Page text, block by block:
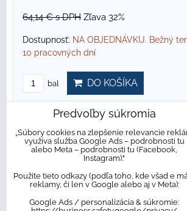
64,14 €s DPH Zľava 32%
Dostupnosť: NA OBJEDNÁVKU. Bežný
10 pracovných dní
bal DO KOŠÍKA
Hore Nie sú žiadne ďalšie produkty.
1 2
AKCIOVÝ TOVAR SKLADOM!
Predvoľby súkromia
„Súbory cookies na zlepšenie relevancie
využíva služba Google Ads – podrobnosti tu
alebo Meta – podrobnosti tu (Facebook,
Instagram)."
Použite tieto odkazy (podľa toho, kde všad e
reklamy, či len v Google alebo aj v Meta):
Google Ads / personalizácia & súkromie: